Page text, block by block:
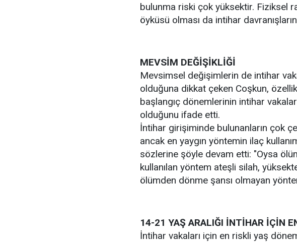
bulunma riski çok yüksektir. Fiziksel
öyküsü olması da intihar
MEVSİM DEĞİŞİKLİĞİ
Mevsimsel değişimlerin de intihar
olduğuna dikkat çeken Coşkun,
başlangıç dönemlerinin intihar
olduğunu ifade etti.
İntihar girişiminde bulunanların çok
ancak en yaygın yöntemin ilaç
sözlerine şöyle devam etti: "Oysa
kullanılan yöntem ateşli silah,
ölümden dönme şansı olmayan
14-21 YAŞ ARALIĞI İNTİHAR İÇİN
İntihar vakaları için en riskli yaş